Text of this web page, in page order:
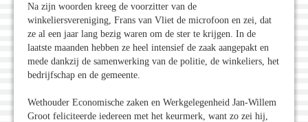
Na zijn woorden kreeg de voorzitter van de
winkeliersvereniging, Frans van Vliet de microfoon en zei, dat
ze al een jaar lang bezig waren om de ster te krijgen. In de
laatste maanden hebben ze heel intensief de zaak aangepakt en
mede dankzij de samenwerking van de politie, de winkeliers, het
bedrijfschap en de gemeente.
Wethouder Economische zaken en Werkgelegenheid Jan-Willem
Groot feliciteerde iedereen met het keurmerk, want zo zei hij,